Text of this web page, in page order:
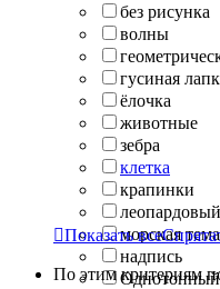
без рисунка
волны
гусиная
ёлочка
животные
зебра
клетка
крапинки
леопардовый
морская
надпись
Однотонный
Показать все
По этим критериям